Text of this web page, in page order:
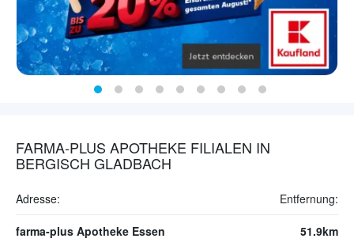
FARMA-PLUS APOTHEKE FILIALEN IN
BERGISCH GLADBACH
Adresse: Entfernung:
farma-plus Apotheke Essen 51.9km